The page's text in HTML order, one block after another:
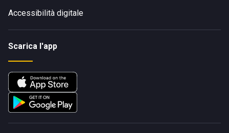
Accessibilità digitale
Scarica l'app